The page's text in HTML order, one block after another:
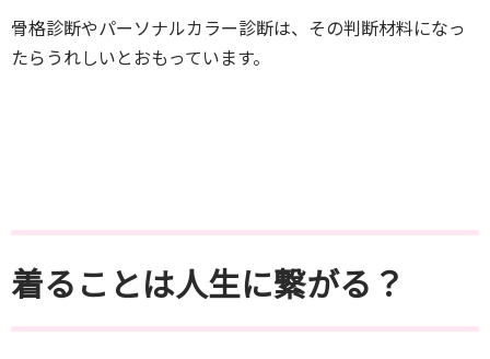
骨格診断やパーソナルカラー診断は、その判断材料になっ
たらうれしいとおもっています。
着ることは人生に繋がる？